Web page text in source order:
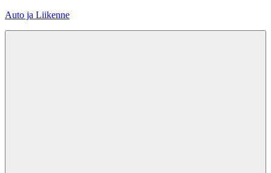
Skip
Auto ja Liikenne